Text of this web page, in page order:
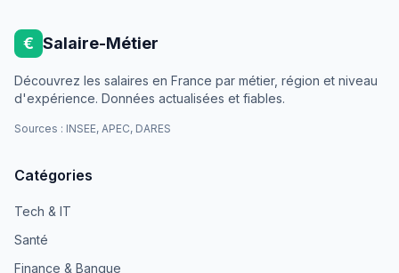
€ Salaire-Métier
Découvrez les salaires en France par métier, région et niveau
d'expérience. Données actualisées et fiables.
Sources : INSEE, APEC, DARES
Catégories
Tech & IT
Santé
Finance & Banque